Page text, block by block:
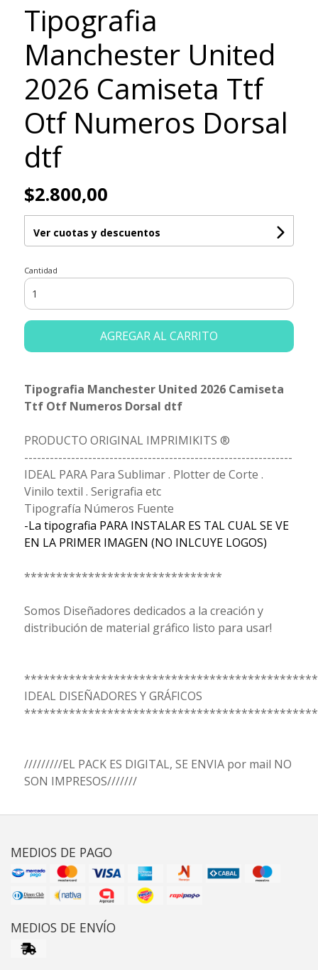
Tipografia
Manchester United
2026 Camiseta Ttf
Otf Numeros Dorsal
dtf
$2.800,00
Ver cuotas y descuentos
Cantidad
AGREGAR AL CARRITO
Tipografia Manchester United 2026 Camiseta
Ttf Otf Numeros Dorsal dtf
PRODUCTO ORIGINAL IMPRIMIKITS ®
---------------------------------------------------------------
IDEAL PARA Para Sublimar . Plotter de Corte .
Vinilo textil . Serigrafia etc
Tipografía Números Fuente
-La tipografia PARA INSTALAR ES TAL CUAL SE VE
EN LA PRIMER IMAGEN (NO INLCUYE LOGOS)
*******************************
Somos Diseñadores dedicados a la creación y
distribución de material gráfico listo para usar!
IDEAL DISEÑADORES Y GRÁFICOS
/////////EL PACK ES DIGITAL, SE ENVIA por mail NO
SON IMPRESOS///////
MEDIOS DE PAGO
MEDIOS DE ENVÍO